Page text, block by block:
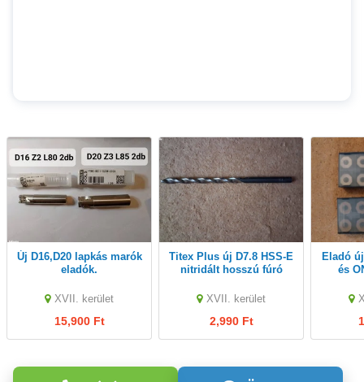
Új D16,D20 lapkás marók
eladók.
XVII. kerület
15,900 Ft
Titex Plus új D7.8 HSS-E
nitridált hosszú fúró
XVII. kerület
2,990 Ft
Eladó új Garant ONEU05
és